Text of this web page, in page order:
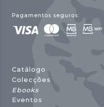
Pagamentos seguros:
Catálogo
Colecções
Ebooks
Eventos